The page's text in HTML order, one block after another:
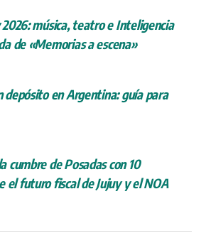
2026: música, teatro e Inteligencia
de «Memorias a escena»
depósito en Argentina: guía para
cumbre de Posadas con 10
el futuro fiscal de Jujuy y el NOA